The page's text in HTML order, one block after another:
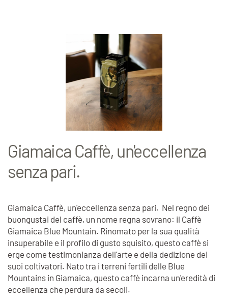
Giamaica Caffè, un'eccellenza
senza pari.
Giamaica Caffè, un'eccellenza senza pari. Nel regno dei
buongustai del caffè, un nome regna sovrano: il Caffè
Giamaica Blue Mountain. Rinomato per la sua qualità
insuperabile e il profilo di gusto squisito, questo caffè si
erge come testimonianza dell'arte e della dedizione dei
suoi coltivatori. Nato tra i terreni fertili delle Blue
Mountains in Giamaica, questo caffè incarna un'eredità di
eccellenza che perdura da secoli.